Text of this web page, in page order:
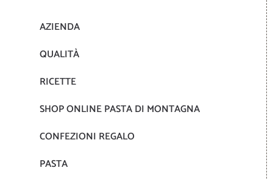
AZIENDA
QUALITÀ
RICETTE
SHOP ONLINE PASTA DI MONTAGNA
CONFEZIONI REGALO
PASTA